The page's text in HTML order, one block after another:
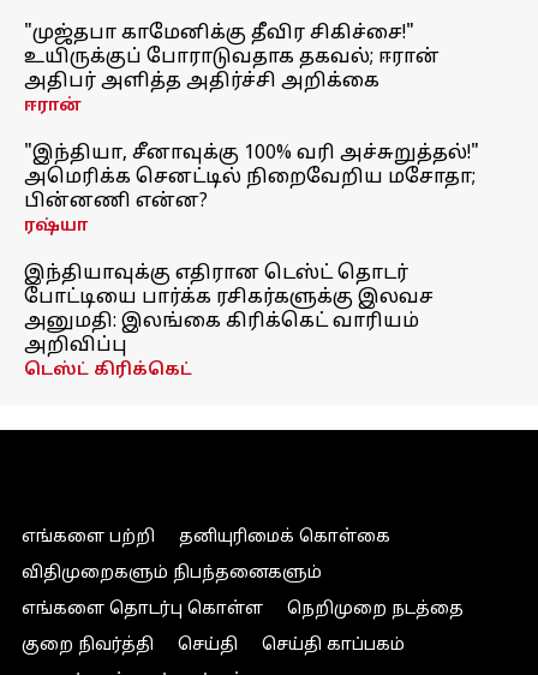
"முஜ்தபா காமேனிக்கு தீவிர சிகிச்சை!"
உயிருக்குப் போராடுவதாக தகவல்; ஈரான்
அதிபர் அளித்த அதிர்ச்சி அறிக்கை
ஈரான்
"இந்தியா, சீனாவுக்கு 100% வரி அச்சுறுத்தல்!"
அமெரிக்க செனட்டில் நிறைவேறிய மசோதா;
பின்னணி என்ன?
ரஷ்யா
இந்தியாவுக்கு எதிரான டெஸ்ட் தொடர்
போட்டியை பார்க்க ரசிகர்களுக்கு இலவச
அனுமதி: இலங்கை கிரிக்கெட் வாரியம்
அறிவிப்பு
டெஸ்ட் கிரிக்கெட்
எங்களை பற்றி
தனியுரிமைக் கொள்கை
விதிமுறைகளும் நிபந்தனைகளும்
எங்களை தொடர்பு கொள்ள
நெறிமுறை நடத்தை
குறை நிவர்த்தி
செய்தி
செய்தி காப்பகம்